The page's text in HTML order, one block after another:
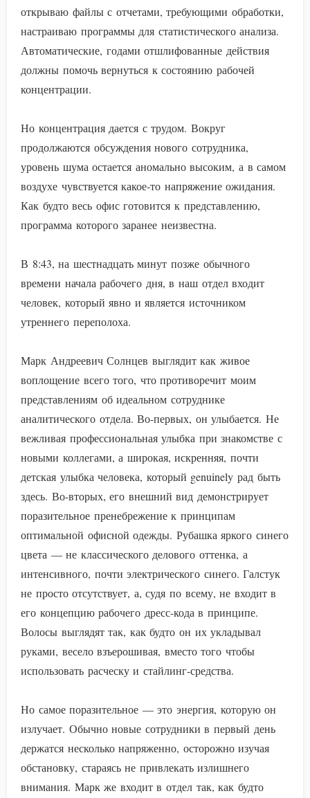
открываю файлы с отчетами, требующими обработки,
настраиваю программы для статистического анализа.
Автоматические, годами отшлифованные действия
должны помочь вернуться к состоянию рабочей
концентрации.
Но концентрация дается с трудом. Вокруг
продолжаются обсуждения нового сотрудника,
уровень шума остается аномально высоким, а в самом
воздухе чувствуется какое-то напряжение ожидания.
Как будто весь офис готовится к представлению,
программа которого заранее неизвестна.
В 8:43, на шестнадцать минут позже обычного
времени начала рабочего дня, в наш отдел входит
человек, который явно и является источником
утреннего переполоха.
Марк Андреевич Солнцев выглядит как живое
воплощение всего того, что противоречит моим
представлениям об идеальном сотруднике
аналитического отдела. Во-первых, он улыбается. Не
вежливая профессиональная улыбка при знакомстве с
новыми коллегами, а широкая, искренняя, почти
детская улыбка человека, который genuinely рад быть
здесь. Во-вторых, его внешний вид демонстрирует
поразительное пренебрежение к принципам
оптимальной офисной одежды. Рубашка яркого синего
цвета — не классического делового оттенка, а
интенсивного, почти электрического синего. Галстук
не просто отсутствует, а, судя по всему, не входит в
его концепцию рабочего дресс-кода в принципе.
Волосы выглядят так, как будто он их укладывал
руками, весело взъерошивая, вместо того чтобы
использовать расческу и стайлинг-средства.
Но самое поразительное — это энергия, которую он
излучает. Обычно новые сотрудники в первый день
держатся несколько напряженно, осторожно изучая
обстановку, стараясь не привлекать излишнего
внимания. Марк же входит в отдел так, как будто